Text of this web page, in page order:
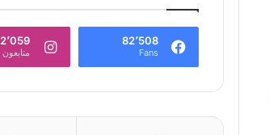
82٬508
Fans
2٬059
متابعون